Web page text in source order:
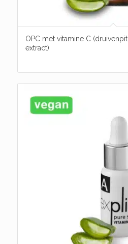
OPC met vitamine C (druivenpit
extract)